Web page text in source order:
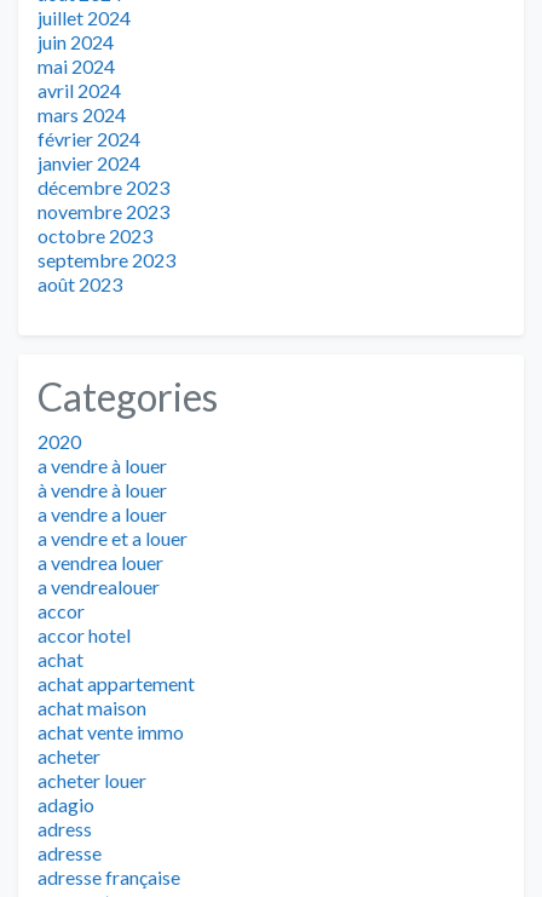
juillet 2024
juin 2024
mai 2024
avril 2024
mars 2024
février 2024
janvier 2024
décembre 2023
novembre 2023
octobre 2023
septembre 2023
août 2023
Categories
2020
a vendre à louer
à vendre à louer
a vendre a louer
a vendre et a louer
a vendrea louer
a vendrealouer
accor
accor hotel
achat
achat appartement
achat maison
achat vente immo
acheter
acheter louer
adagio
adress
adresse
adresse française